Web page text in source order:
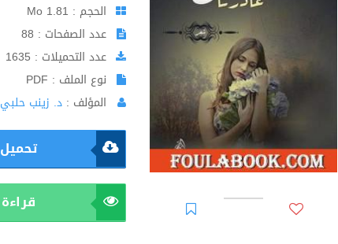
الحجم : 1.81 Mo
عدد الصفحات : 88
عدد التحميلات : 1635
نوع الملف : PDF
المؤلف : د. زينب حلبي
تحميل
قراءة